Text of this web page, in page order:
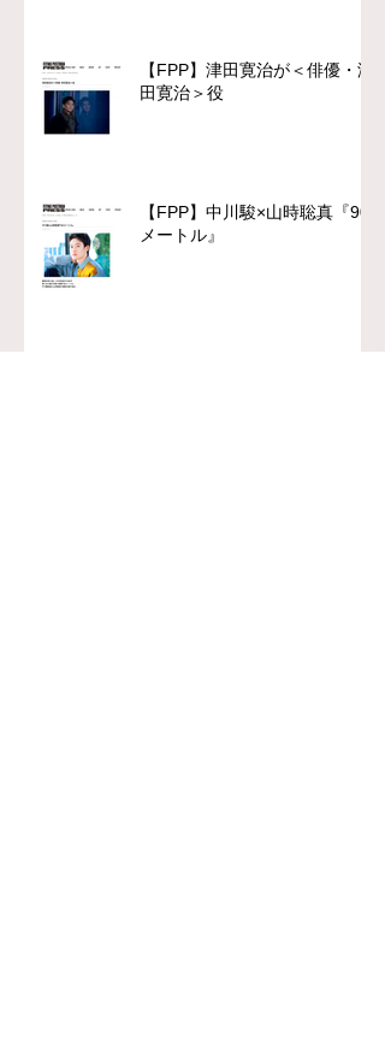
【FPP】津田寛治が＜俳優・津
田寛治＞役
【FPP】中川駿×山時聡真『90
メートル』